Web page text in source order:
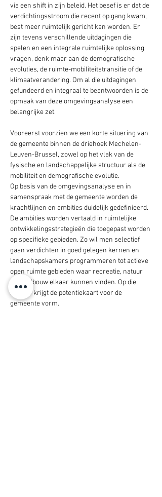
via een shift in zijn beleid. Het besef is er dat de
verdichtingsstroom die recent op gang kwam,
best meer ruimtelijk gericht kan worden. Er
zijn tevens verschillende uitdagingen die
spelen en een integrale ruimtelijke oplossing
vragen, denk maar aan de demografische
evoluties, de ruimte-mobiliteitstransitie of de
klimaatverandering. Om al die uitdagingen
gefundeerd en integraal te beantwoorden is de
opmaak van deze omgevingsanalyse een
belangrijke zet.
Vooreerst voorzien we een korte situering van
de gemeente binnen de driehoek Mechelen-
Leuven-Brussel, zowel op het vlak van de
fysische en landschappelijke structuur als de
mobiliteit en demografische evolutie.
Op basis van de omgevingsanalyse en in
samenspraak met de gemeente worden de
krachtlijnen en ambities duidelijk gedefinieerd.
De ambities worden vertaald in ruimtelijke
ontwikkelingsstrategieën die toegepast worden
op specifieke gebieden. Zo wil men selectief
gaan verdichten in goed gelegen kernen en
landschapskamers programmeren tot actieve
open ruimte gebieden waar recreatie, natuur
en landbouw elkaar kunnen vinden. Op die
manier krijgt de potentiekaart voor de
gemeente vorm.